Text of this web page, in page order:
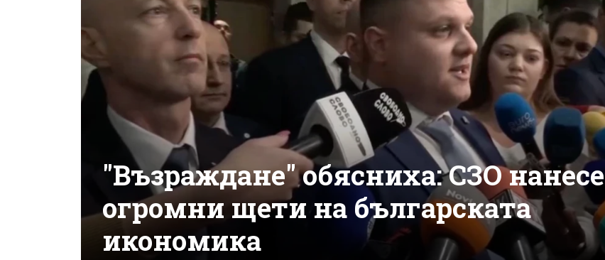
"Възраждане" обясниха: СЗО нанесе
огромни щети на българската
икономика